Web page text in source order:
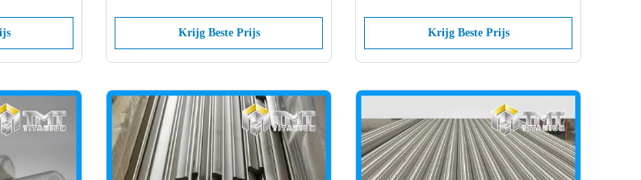
Krijg Beste Prijs Krijg Beste Prijs